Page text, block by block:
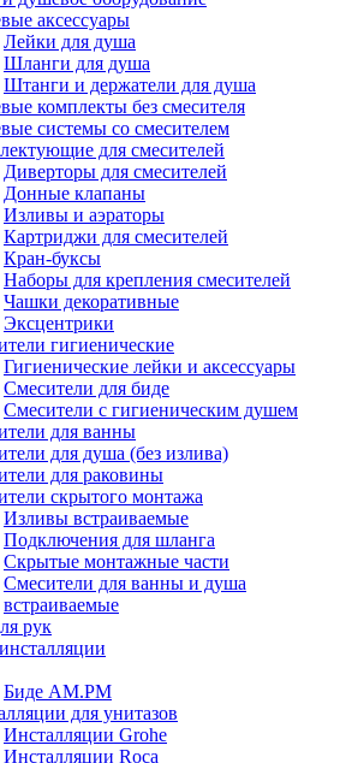
аксессуары
Лейки для душа
Шланги для душа
Штанги и держатели для душа
комплекты без смесителя
системы со смесителем
для смесителей
Диверторы для смесителей
Донные клапаны
Изливы и аэраторы
Картриджи для смесителей
Кран-буксы
Наборы для крепления смесителей
Чашки декоративные
Эксцентрики
гигиенические
Гигиенические лейки и аксессуары
Смесители для биде
Смесители с гигиеническим душем
для ванны
для душа (без излива)
для раковины
скрытого монтажа
Изливы встраиваемые
Подключения для шланга
Скрытые монтажные части
Смесители для ванны и душа
встраиваемые
рук
Биде AM.PM
для унитазов
Инсталляции Grohe
Инсталляции Roca